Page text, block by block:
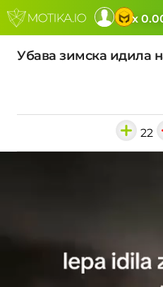
x
Убава зимска идила
22